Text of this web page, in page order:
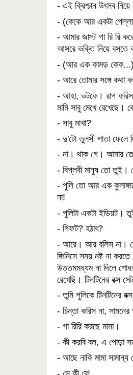
- এই ক্রিশ্চান উৎসব
- (কেকে আর একটা
- আমার জাস্ট গা রি রি
আসরে ভক্তি নিয়ে বসতে
- (আর এক কামড় কেক...)
- আরে তোমার সঙ্গে কথা
- আহা, ভটকে। রাগ করিস
মামি সাবু মেখে রেখেছে।
- সাবু মাখা?
- দু'টো তুলসী পাতা ফেলে
- না। থাক গে। আমার
- বিপ্লবী মানুষ তো তুই।
- পুলি তো আর এক
না!
- পুলিটা একটা ইডিয়ট।
- গিফট? হঠাৎ?
- আরে। আর বলিস না।
জিনিসে সময় নষ্ট না
উত্তমমধ্যম না দিলে
রেখেছি। টিনটিনের বক্স
- তুমি পুলিকে টিনটিনের
- চিন্তা করিস না, সামনের
- গা রিরি করছে মামা।
- কী করবি বল, এ পোড়া
- আছে নাকি মামা